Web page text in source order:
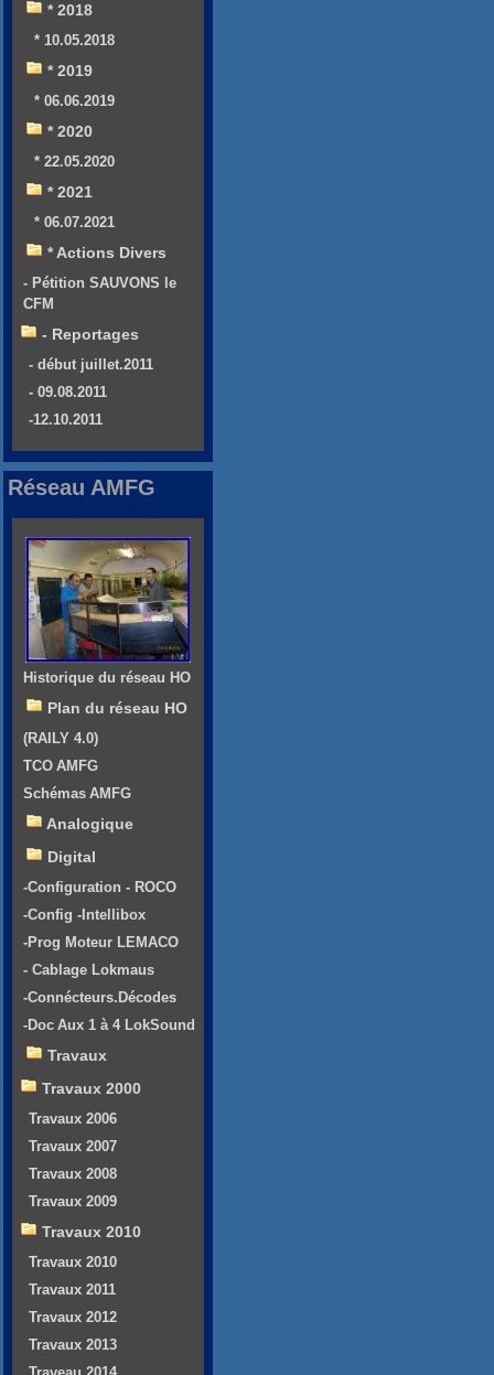
* 2018
* 10.05.2018
* 2019
* 06.06.2019
* 2020
* 22.05.2020
* 2021
* 06.07.2021
* Actions Divers
- Pétition SAUVONS le
CFM
- Reportages
- début juillet.2011
- 09.08.2011
-12.10.2011
Réseau AMFG
Historique du réseau HO
Plan du réseau HO
(RAILY 4.0)
TCO AMFG
Schémas AMFG
Analogique
Digital
-Configuration - ROCO
-Config -Intellibox
-Prog Moteur LEMACO
- Cablage Lokmaus
-Connécteurs.Décodes
-Doc Aux 1 à 4 LokSound
Travaux
Travaux 2000
Travaux 2006
Travaux 2007
Travaux 2008
Travaux 2009
Travaux 2010
Travaux 2010
Travaux 2011
Travaux 2012
Travaux 2013